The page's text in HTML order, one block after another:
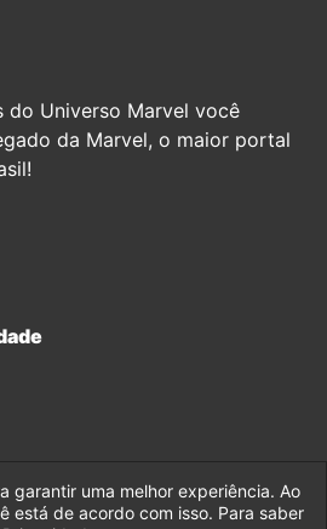
do Universo Marvel você
da Marvel, o maior portal
Marvel, uma empresa da Legado
garantir uma melhor experiência. Ao
está de acordo com isso. Para saber